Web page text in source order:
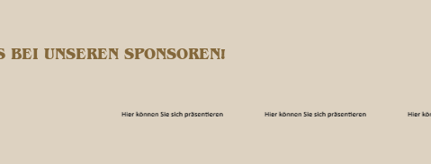
BEI UNSEREN SPONSOREN!